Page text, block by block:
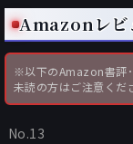
Amazonレビ
※以下のAmazon書評･
未読の方はご注意くだ
No.13